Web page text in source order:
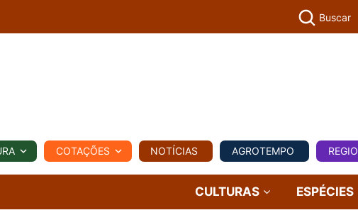
REGIONAL COMERCIAL AGROVIAGENS
Buscar
COTAÇÕES NOTÍCIAS AGROTEMPO
CULTURAS ESPÉCIES